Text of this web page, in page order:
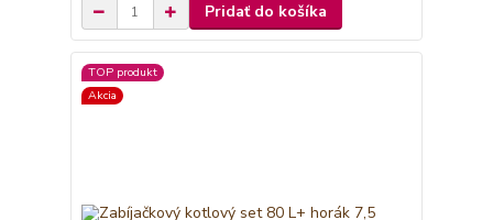
Pridať do košíka
TOP produkt
Akcia